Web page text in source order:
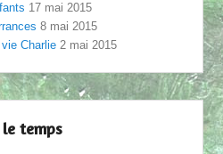
17 mai 2015
8 mai 2015
Charlie 2 mai 2015
temps